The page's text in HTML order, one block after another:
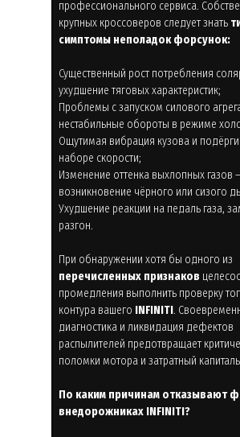
профессионального сервиса.
крупных кроссоверов следует знать
симптомы неполадок форсунок:
Существенный рост потребления
ухудшение тяговых характеристик;
Проблемы с запуском силового
нестабильные обороты в режиме
Ощутимая вибрация кузова и
наборе скорости;
Изменение оттенка выхлопных газов
возникновение чёрного или сизого
Ухудшение реакции на педаль газа,
разгон.
При обнаружении хотя бы одного из
перечисленных признаков
промедления выполнить проверку
контура вашего INFINITI.
диагностика и ликвидация дефектов
распылителей предотвращает
поломки мотора и затратный
По каким причинам отказывают
внедорожниках INFINITI?